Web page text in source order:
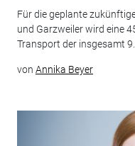
Für die geplante
und Garzweiler wird eine
Transport der insgesamt
von Annika Beyer